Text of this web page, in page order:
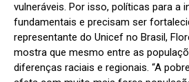
vulneráveis. Por isso, políticas para a
fundamentais e precisam ser
representante do Unicef no Brasil,
mostra que mesmo entre as
diferenças raciais e regionais. “A